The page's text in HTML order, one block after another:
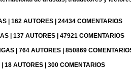
| 162 AUTORES | 24434 COMENTARIOS
| 137 AUTORES | 47921 COMENTARIOS
| 764 AUTORES | 850869
18 AUTORES | 300 COMENTARIOS